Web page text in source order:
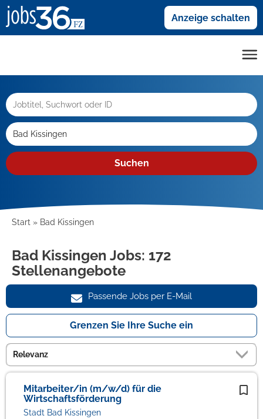
Anzeige schalten
Suchen
Start Bad Kissingen
Bad Kissingen Jobs: 172
Stellenangebote
Passende Jobs per E-Mail
Grenzen Sie Ihre Suche ein
Mitarbeiter/in (m/w/d) für die
Wirtschaftsförderung
Stadt Bad Kissingen